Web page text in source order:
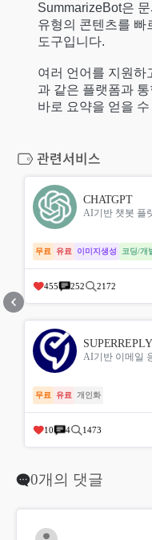
SummarizeBot은
유형의 콘텐츠를 빠
도구입니다.
여러 언어를 지원하
과 같은 플랫폼과
바로 요약을 얻을
CHATGPT
AI기반 챗봇 플
무료 유료 이미지생성 코딩/개
455 252 2172
SUPERREPLY
AI기반 이메일
무료 유료 개인화
10 4 1473
0개의 댓글